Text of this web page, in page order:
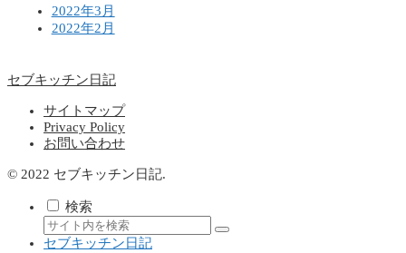
2022年3月
2022年2月
セブキッチン日記
サイトマップ
Privacy Policy
お問い合わせ
© 2022 セブキッチン日記.
検索
セブキッチン日記